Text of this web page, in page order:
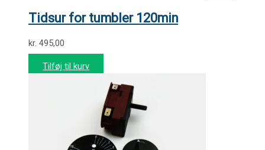
Tidsur for tumbler 120min
kr. 495,00
Tilføj til kurv